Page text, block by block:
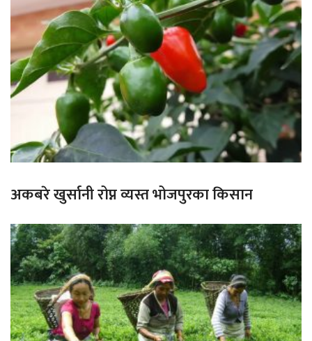
अकबरे खुर्सानी रोप्न व्यस्त भोजपुरका किसान